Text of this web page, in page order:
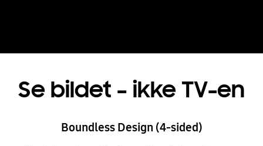
Se bildet – ikke TV-en
Boundless Design (4-sided)